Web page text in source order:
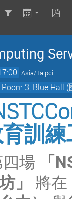
Asia/Taipei
3, Blue
訓
場 「
」 將在